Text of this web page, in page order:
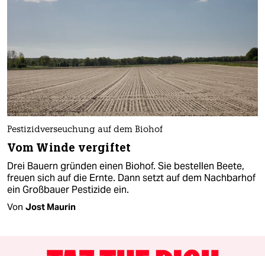
Pestizidverseuchung auf dem Biohof
Vom Winde vergiftet
Drei Bauern gründen einen Biohof. Sie bestellen Beete,
freuen sich auf die Ernte. Dann setzt auf dem Nachbarhof
ein Großbauer Pestizide ein.
Von Jost Maurin